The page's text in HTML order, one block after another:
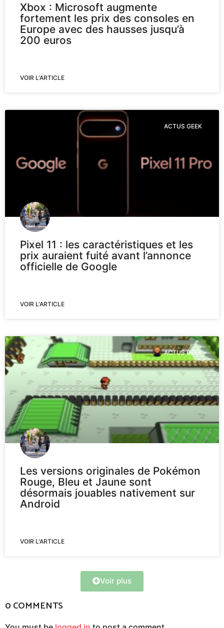
Xbox : Microsoft augmente
fortement les prix des consoles en
Europe avec des hausses jusqu’à
200 euros
VOIR L'ARTICLE
ACTUS GEEK
Pixel 11 : les caractéristiques et les
prix auraient fuité avant l’annonce
officielle de Google
VOIR L'ARTICLE
ACTUS GEEK
Les versions originales de Pokémon
Rouge, Bleu et Jaune sont
désormais jouables nativement sur
Android
VOIR L'ARTICLE
Voir plus
0 COMMENTS